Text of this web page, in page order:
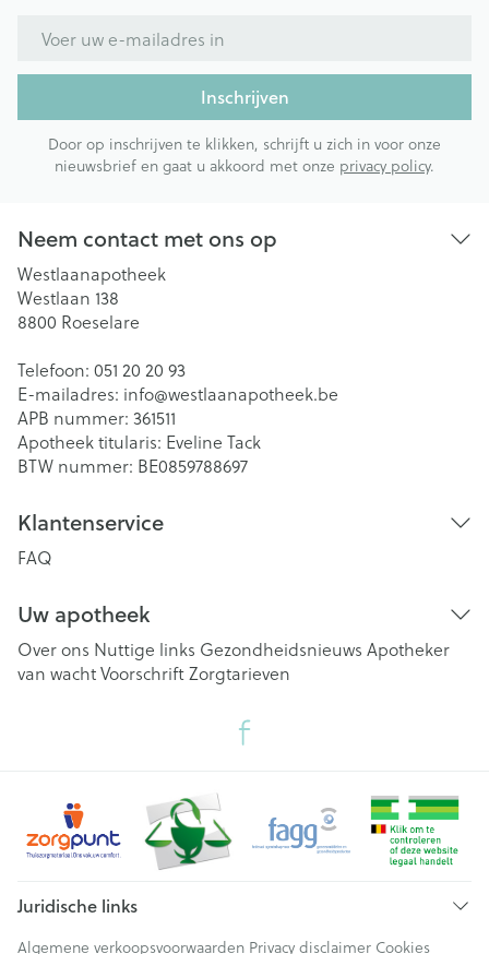
Inschrijven
Door op inschrijven te klikken, schrijft u zich in voor onze
nieuwsbrief en gaat u akkoord met onze privacy policy.
Neem contact met ons op
Westlaanapotheek
Westlaan 138
8800 Roeselare
Telefoon: 051 20 20 93
E-mailadres: info@westlaanapotheek.be
APB nummer: 361511
Apotheek titularis: Eveline Tack
BTW nummer: BE0859788697
Klantenservice
FAQ
Uw apotheek
Over ons Nuttige links Gezondheidsnieuws Apotheker
van wachtVoorschriftZorgtarieven
Juridische links
Algemene verkoopsvoorwaarden Privacy disclaimer Cookies